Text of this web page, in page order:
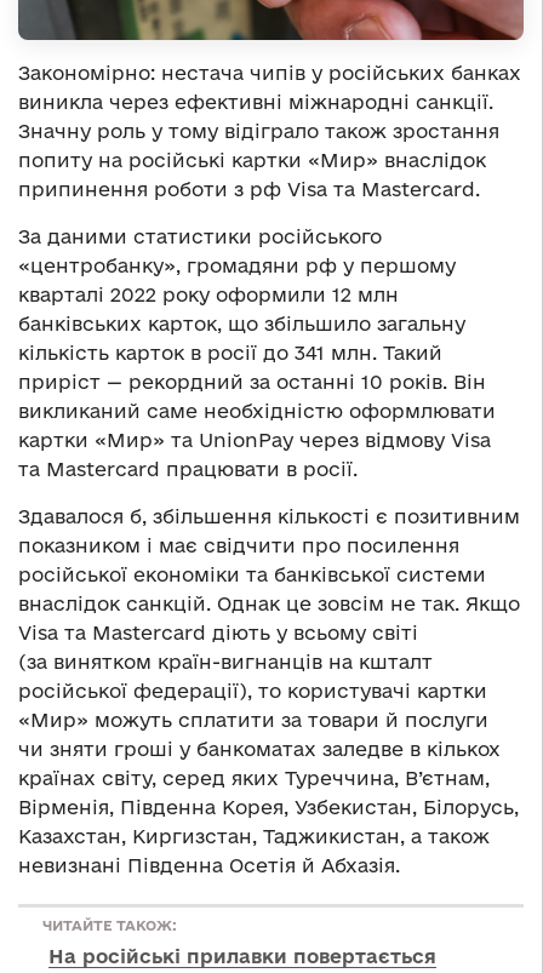
Закономірно: нестача чипів у російських банках
виникла через ефективні міжнародні санкції.
Значну роль у тому відіграло також зростання
попиту на російські картки «Мир» внаслідок
припинення роботи з рф Visa та Mastercard.
За даними статистики російського
«центробанку», громадяни рф у першому
кварталі 2022 року оформили 12 млн
банківських карток, що збільшило загальну
кількість карток в росії до 341 млн. Такий
приріст — рекордний за останні 10 років. Він
викликаний саме необхідністю оформлювати
картки «Мир» та UnionPay через відмову Visa
та Mastercard працювати в росії.
Здавалося б, збільшення кількості є позитивним
показником і має свідчити про посилення
російської економіки та банківської системи
внаслідок санкцій. Однак це зовсім не так. Якщо
Visa та Mastercard діють у всьому світі
(за винятком країн-вигнанців на кшталт
російської федерації), то користувачі картки
«Мир» можуть сплатити за товари й послуги
чи зняти гроші у банкоматах заледве в кількох
країнах світу, серед яких Туреччина, В’єтнам,
Вірменія, Південна Корея, Узбекистан, Білорусь,
Казахстан, Киргизстан, Таджикистан, а також
невизнані Південна Осетія й Абхазія.
ЧИТАЙТЕ ТАКОЖ:
На російські прилавки повертається